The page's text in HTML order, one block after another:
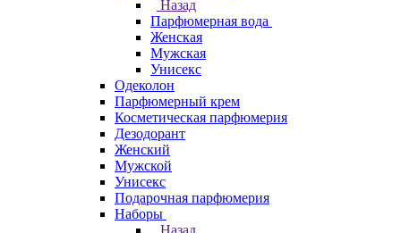
Назад
Парфюмерная вода
Женская
Мужская
Унисекс
Одеколон
Парфюмерный крем
Косметическая парфюмерия
Дезодорант
Женский
Мужской
Унисекс
Подарочная парфюмерия
Наборы
Назад